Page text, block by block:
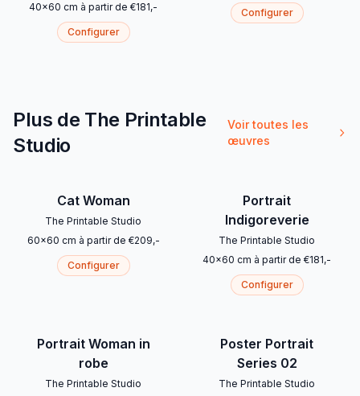
40x60 cm à partir de €181,-
Configurer
Configurer
Plus de The Printable
Studio
Voir toutes les
œuvres
Cat Woman
The Printable Studio
60x60 cm à partir de €209,-
Configurer
Portrait
Indigoreverie
The Printable Studio
40x60 cm à partir de €181,-
Configurer
Portrait Woman in
robe
The Printable Studio
Poster Portrait
Series 02
The Printable Studio